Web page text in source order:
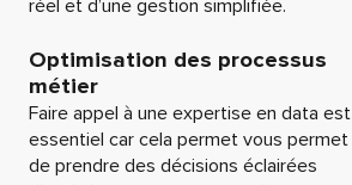
réel et d’une gestion simplifiée.
Optimisation des processus
métier
Faire appel à une expertise en data est
essentiel car cela permet vous permet
de prendre des décisions éclairées